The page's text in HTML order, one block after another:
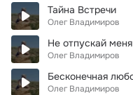
Тайна Встречи
Олег Владимиров
Не отпускай меня
Олег Владимиров
Бесконечная
Олег Владимиров